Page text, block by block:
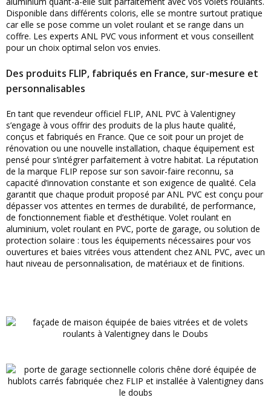
Disponible dans différents coloris, elle se montre surtout pratique
car elle se pose comme un volet roulant et se range dans un
coffre. Les experts ANL PVC vous informent et vous conseillent
pour un choix optimal selon vos envies.
Des produits FLIP, fabriqués en France, sur-mesure et
personnalisables
En tant que revendeur officiel FLIP, ANL PVC à Valentigney
s’engage à vous offrir des produits de la plus haute qualité,
conçus et fabriqués en France. Que ce soit pour un projet de
rénovation ou une nouvelle installation, chaque équipement est
pensé pour s’intégrer parfaitement à votre habitat. La réputation
de la marque FLIP repose sur son savoir-faire reconnu, sa
capacité d’innovation constante et son exigence de qualité. Cela
garantit que chaque produit proposé par ANL PVC est conçu pour
dépasser vos attentes en termes de durabilité, de performance,
de fonctionnement fiable et d’esthétique. Volet roulant en
aluminium, volet roulant en PVC, porte de garage, ou solution de
protection solaire : tous les équipements nécessaires pour vos
ouvertures et baies vitrées vous attendent chez ANL PVC, avec un
haut niveau de personnalisation, de matériaux et de finitions.